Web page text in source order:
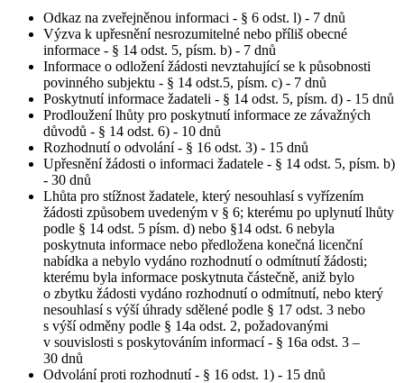
Odkaz na zveřejněnou informaci - § 6 odst. l) - 7 dnů
Výzva k upřesnění nesrozumitelné nebo příliš obecné
informace - § 14 odst. 5, písm. b) - 7 dnů
Informace o odložení žádosti nevztahující se k působnosti
povinného subjektu - § 14 odst.5, písm. c) - 7 dnů
Poskytnutí informace žadateli - § 14 odst. 5, písm. d) - 15 dnů
Prodloužení lhůty pro poskytnutí informace ze závažných
důvodů - § 14 odst. 6) - 10 dnů
Rozhodnutí o odvolání - § 16 odst. 3) - 15 dnů
Upřesnění žádosti o informaci žadatele - § 14 odst. 5, písm. b)
- 30 dnů
Lhůta pro stížnost žadatele, který nesouhlasí s vyřízením
žádosti způsobem uvedeným v § 6; kterému po uplynutí lhůty
podle § 14 odst. 5 písm. d) nebo §14 odst. 6 nebyla
poskytnuta informace nebo předložena konečná licenční
nabídka a nebylo vydáno rozhodnutí o odmítnutí žádosti;
kterému byla informace poskytnuta částečně, aniž bylo
o zbytku žádosti vydáno rozhodnutí o odmítnutí, nebo který
nesouhlasí s výší úhrady sdělené podle § 17 odst. 3 nebo
s výší odměny podle § 14a odst. 2, požadovanými
v souvislosti s poskytováním informací - § 16a odst. 3 –
30 dnů
Odvolání proti rozhodnutí - § 16 odst. 1) - 15 dnů